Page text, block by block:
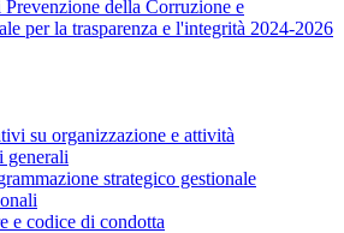
della Corruzione e
per la trasparenza e l'integrità 2024-2026
su organizzazione e attività
generali
strategico gestionale
e codice di condotta